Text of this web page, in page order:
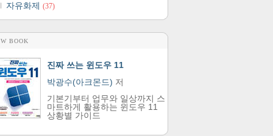
자유화제 (37)
BOOK
진짜 쓰는 윈도우 11
박광수(아크몬드) 저
기본기부터 업무와 일상까지 스
마트하게 활용하는 윈도우 11
상황별 가이드